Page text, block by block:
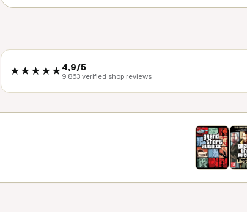
★★★★★4,9/5
9 863 verified shop reviews